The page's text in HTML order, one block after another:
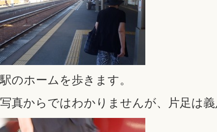
駅のホームを歩きます。
写真からではわかりませんが、片足は